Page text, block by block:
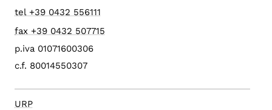
tel +39 0432 556111
fax +39 0432 507715
p.iva 01071600306
c.f. 80014550307
URP